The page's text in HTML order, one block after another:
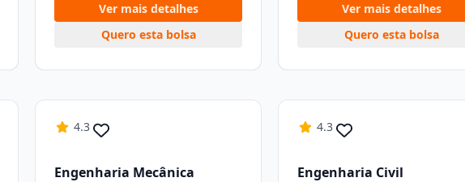
Ver mais detalhes
Quero esta bolsa
Ver mais detalhes
Quero esta bolsa
4.3
Engenharia Mecânica
4.3
Engenharia Civil